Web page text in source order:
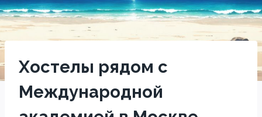
Хостелы рядом с
Международной